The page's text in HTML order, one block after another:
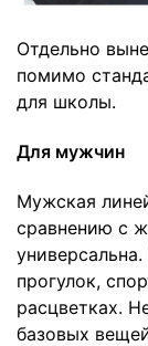
Отдельно
помимо
для школы.
Для мужчин
Мужская
сравнению с
прогулок,
расцветках.
базовых